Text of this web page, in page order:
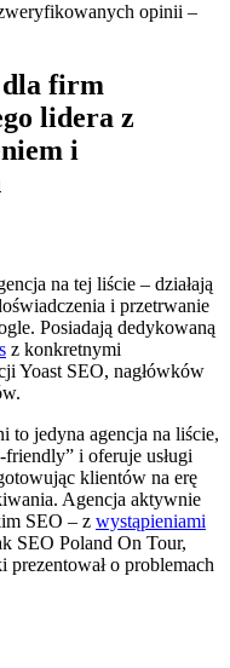
opinii –
dla firm
lidera z
i
na tej liście – działają
i przetrwanie
Posiadają dedykowaną
z konkretnymi
Yoast SEO, nagłówków
jedyna agencja na liście,
i oferuje usługi
klientów na erę
Agencja aktywnie
SEO – z wystąpieniami
SEO Poland On Tour,
o problemach